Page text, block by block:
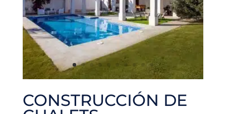
CONSTRUCCIÓN DE